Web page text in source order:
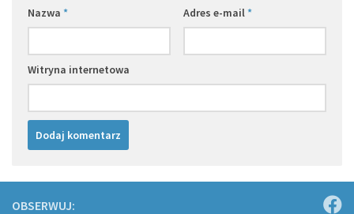
Nazwa * Adres e-mail*
Witryna internetowa
OBSERWUJ: